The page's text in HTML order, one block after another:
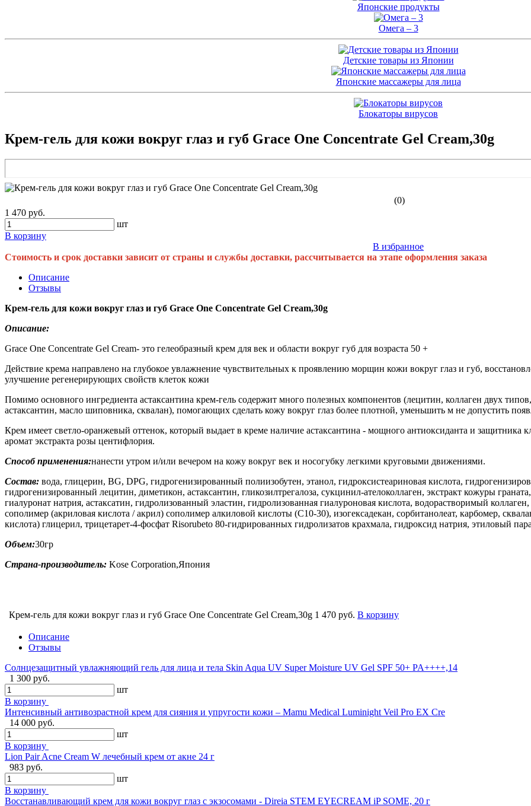
Японские продукты
Омега – 3
Детские товары из Японии
Японские массажеры для лица
Блокаторы вирусов
Крем-гель для кожи вокруг глаз и губ Grace One Concentrate Gel Cream,30g
(0)
1 470 руб.
шт
В корзину
В избранное
Стоимость и срок доставки зависит от страны и службы доставки, рассчитывается на этапе оформления заказа
Описание
Отзывы
Крем-гель для кожи вокруг глаз и губ Grace One Concentrate Gel Cream,30g
Описание:
Grace One Concentrate Gel Cream- это гелеобразный крем для век и области вокруг губ для возраста 50 +
Действие крема направлено на глубокое увлажнение чувствительных к проявлению морщин кожи вокруг глаз и губ,
улучшение регенерирующих свойств клеток кожи
Помимо основного ингредиента астаксантина крем-гель содержит много полезных компонентов (лецитин, коллаген двух
астаксантин, масло шиповника, сквалан), помогающих сделать кожу вокруг глаз более плотной, уменьшить м не допустить
Крем имеет светло-оранжевый оттенок, который выдает в креме наличие астаксантина - мощного антиоксиданта и защитника
аромат экстракта розы центифлория.
Способ применения:нанести утром и/или вечером на кожу вокруг век и носогубку легкими круговыми движениями.
Состав: вода, глицерин, BG, DPG, гидрогенизированный полиизобутен, этанол, гидроксистеариновая кислота,
гидрогенизированный лецитин, диметикон, астаксантин, гликозилтрегалоза, сукцинил-ателоколлаген, экстракт кожуры
гиалуронат натрия, астаксатин, гидролизованный эластин, гидролизованная гиалуроновая кислота, водорастворимый
сополимер (акриловая кислота / акрил) сополимер алкиловой кислоты (C10-30), изогексадекан, сорбитанолеат, карбомер,
кислота) глицерил, трицетарет-4-фосфат Risorubeto 80-гидрированных гидролизатов крахмала, гидроксид натрия, этиловый
Объем:30гр
Страна-производитель: Kose Corporation,Япония
Крем-гель для кожи вокруг глаз и губ Grace One Concentrate Gel Cream,30g 1 470 руб. В корзину
Описание
Отзывы
Солнцезащитный увлажняющий гель для лица и тела Skin Aqua UV Super Moisture UV Gel SPF 50+ PA++++,14
1 300 руб.
шт
В корзину
Интенсивный антивозрастной крем для сияния и упругости кожи – Mamu Medical Luminight Veil Pro EX Cre
14 000 руб.
шт
В корзину
Lion Pair Acne Cream W лечебный крем от акне 24 г
983 руб.
шт
В корзину
Восстанавливающий крем для кожи вокруг глаз с экзосомами - Direia STEM EYECREAM iP SOME, 20 г